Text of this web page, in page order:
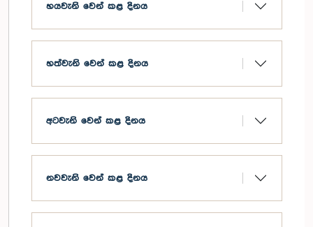
හයවැනි වෙන් කළ දිනය
හත්වැනි වෙන් කළ දිනය
අටවැනි වෙන් කළ දිනය
නවවැනි වෙන් කළ දිනය